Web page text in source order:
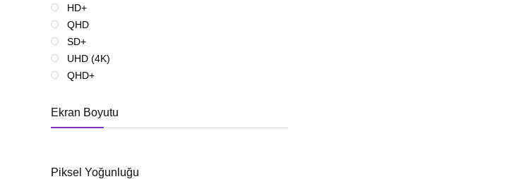
HD+
QHD
SD+
UHD (4K)
QHD+
Ekran Boyutu
Piksel Yoğunluğu